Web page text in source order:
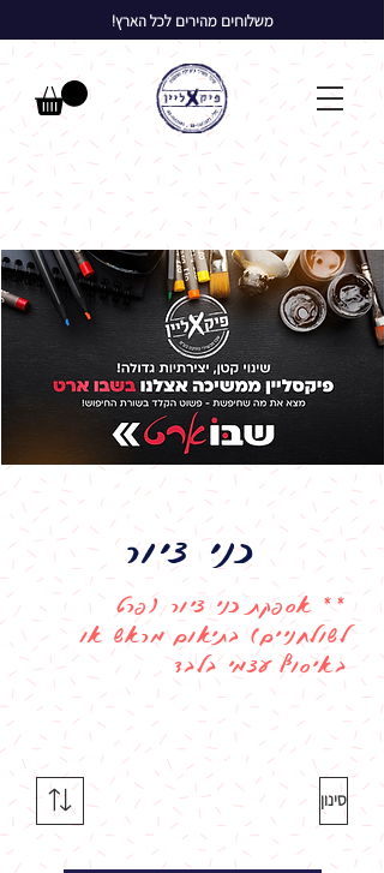
משלוחים מהירים לכל הארץ!
כני ציור
** אספקת כני ציור (פרט
לשולחניים) בתיאום מראש או
באיסוף עצמי בלבד
סינון